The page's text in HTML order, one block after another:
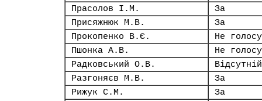
Прасолов І.М.
За
Присяжнюк М.В.
За
Прокопенко В.Є.
Не
Пшонка А.В.
Не
Радковський О.В.
Відсутній
Разгоняєв М.В.
За
Рижук С.М.
За